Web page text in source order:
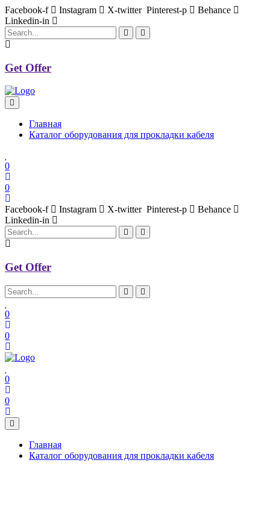
Facebook-f Instagram X-twitter Pinterest-p
Behance
Linkedin-in
Get Offer
Главная
Каталог оборудования для прокладки кабеля
0
0
Facebook-f Instagram X-twitter Pinterest-p
Behance
Linkedin-in
Get Offer
0
0
0
0
Главная
Каталог оборудования для прокладки кабеля